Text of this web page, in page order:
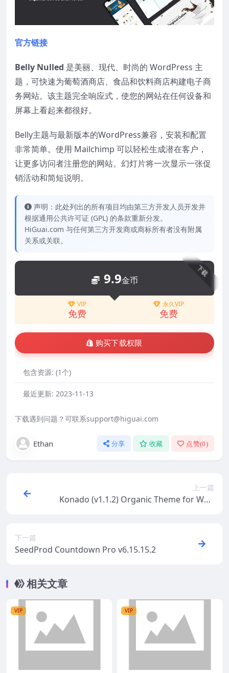
官方链接
Belly Nulled 是美丽、现代、时尚的 WordPress 主
题，可快速为葡萄酒商店、食品和饮料商店构建电子商
务网站。该主题完全响应式，使您的网站在任何设备和
屏幕上看起来都很好。
Belly主题与最新版本的WordPress兼容，安装和配置
非常简单。使用 Mailchimp 可以轻松生成潜在客户，
让更多访问者注册您的网站。幻灯片将一次显示一张促
销活动和简短说明。
声明：此处列出的所有项目均由第三方开发人员开发并
根据通用公共许可证 (GPL) 的条款重新分发。
HiGuai.com 与任何第三方开发商或商标所有者没有附属
关系或关联。
下载
9.9金币
VIP
免费
永久VIP
免费
购买下载权限
包含资源: (1个)
最近更新: 2023-11-13
下载遇到问题？可联系support@higuai.com
Ethan 分享 收藏 点赞(0)
上一篇
Konado (v1.1.2) Organic Theme for Woo
下一篇
SeedProd Countdown Pro v6.15.15.2
相关文章
VIP VIP